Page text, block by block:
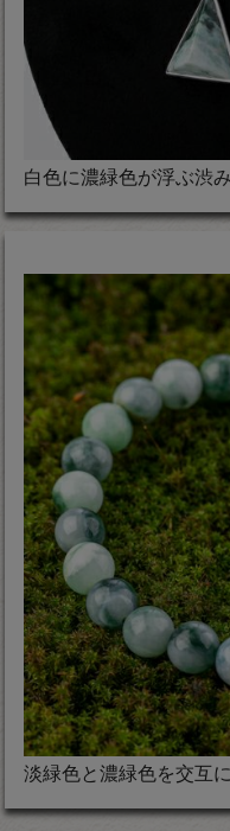
白色に濃緑色が浮ぶ渋
淡緑色と濃緑色を交互